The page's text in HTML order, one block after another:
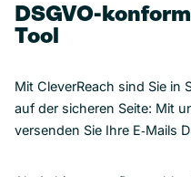
DSGVO-
Tool
Mit CleverReach sind Sie in
auf der sicheren Seite: Mit
versenden Sie Ihre E‑Mails